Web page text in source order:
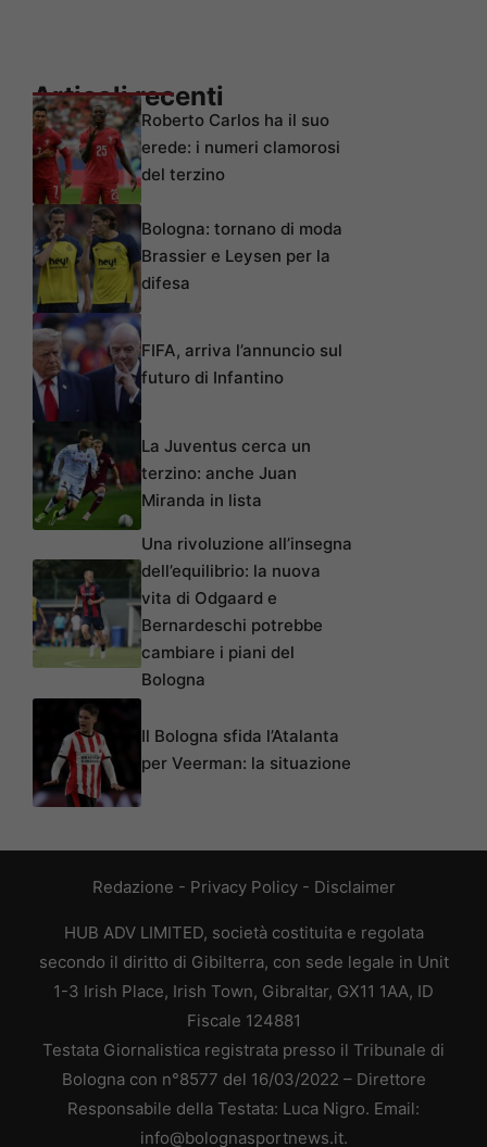
Articoli recenti
Roberto Carlos ha il suo
erede: i numeri clamorosi
del terzino
Bologna: tornano di moda
Brassier e Leysen per la
difesa
FIFA, arriva l’annuncio sul
futuro di Infantino
La Juventus cerca un
terzino: anche Juan
Miranda in lista
Una rivoluzione all’insegna
dell’equilibrio: la nuova
vita di Odgaard e
Bernardeschi potrebbe
cambiare i piani del
Bologna
Il Bologna sfida l’Atalanta
per Veerman: la situazione
Redazione - Privacy Policy- Disclaimer
HUB ADV LIMITED, società costituita e regolata
secondo il diritto di Gibilterra, con sede legale in Unit
1-3 Irish Place, Irish Town, Gibraltar, GX11 1AA, ID
Fiscale 124881
Testata Giornalistica registrata presso il Tribunale di
Bologna con n°8577 del 16/03/2022 – Direttore
Responsabile della Testata: Luca Nigro. Email:
info@bolognasportnews.it.